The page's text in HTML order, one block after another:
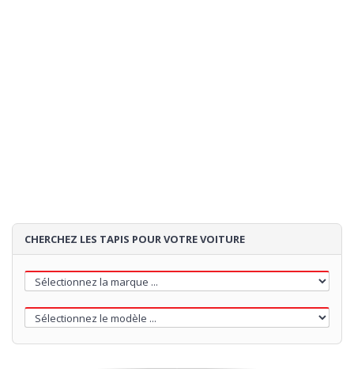
CHERCHEZ LES TAPIS POUR VOTRE VOITURE